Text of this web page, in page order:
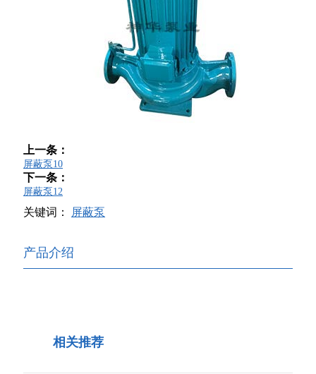
上一条：
屏蔽泵10
下一条：
屏蔽泵12
关键词： 屏蔽泵
产品介绍
相关推荐